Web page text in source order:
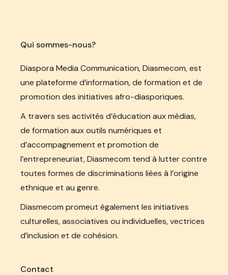
Qui sommes-nous?
Diaspora Media Communication, Diasmecom, est
une plateforme d’information, de formation et de
promotion des initiatives afro-diasporiques.
A travers ses activités d’éducation aux médias,
de formation aux outils numériques et
d’accompagnement et promotion de
l’entrepreneuriat, Diasmecom tend à lutter contre
toutes formes de discriminations liées à l’origine
ethnique et au genre.
Diasmecom promeut également les initiatives
culturelles, associatives ou individuelles, vectrices
d’inclusion et de cohésion.
Contact